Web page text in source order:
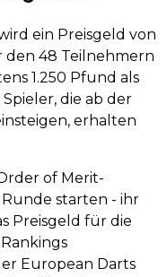
ein Preisgeld von
den 48 Teilnehmern
1.250 Pfund als
die ab der
erhalten
of Merit-
starten - ihr
Preisgeld für die
European Darts